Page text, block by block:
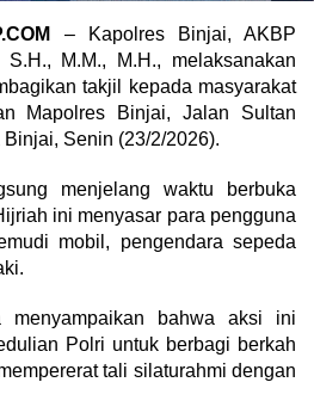
– Kapolres Binjai, AKBP
M.M., M.H., melaksanakan
takjil kepada masyarakat
Mapolres Binjai, Jalan Sultan
Senin (23/2/2026).
menjelang waktu berbuka
ini menyasar para pengguna
mobil, pengendara sepeda
menyampaikan bahwa aksi ini
Polri untuk berbagi berkah
tali silaturahmi dengan